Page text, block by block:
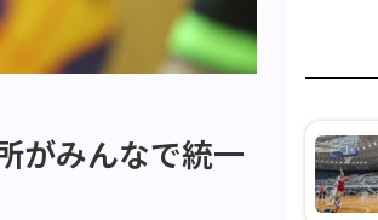
がみんなで統一